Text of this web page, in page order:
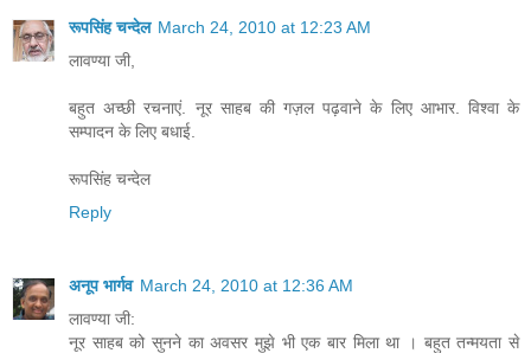
रूपसिंह चन्देल March 24, 2010 at 12:23 AM
लावण्या जी,
बहुत अच्छी रचनाएं. नूर साहब की गज़ल पढ़वाने के लिए आभार. विश्वा के
सम्पादन के लिए बधाई.
रूपसिंह चन्देल
Reply
अनूप भार्गव March 24, 2010 at 12:36 AM
लावण्या जी:
नूर साहब को सुनने का अवसर मुझे भी एक बार मिला था । बहुत तन्मयता से